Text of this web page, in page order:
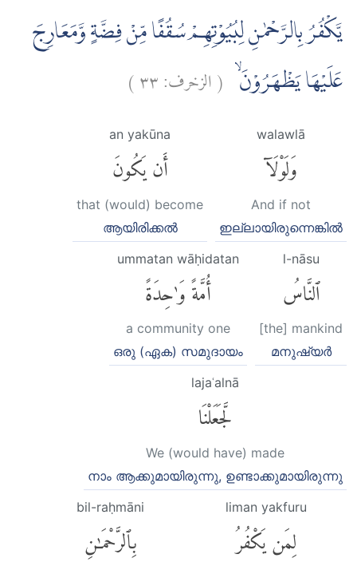
يَّكْفُرُ بِالرَّحْمٰنِ لِبُيُوْتِهِمْ سُقُفًا مِّنْ فِضَّةٍ وَّمَعَارِجَ
عَلَيْهَا يَظْهَرُوْنَۙ (الزخرف:٣٣)
walawlā
وَلَوْلَآ
And if not
ഇല്ലായിരുന്നെങ്കില്‍
an yakūna
أَن يَكُونَ
that (would) become
ആയിരിക്കല്‍
l-nāsu
ٱلنَّاسُ
[the] mankind
മനുഷ്യര്‍
ummatan wāḥidatan
أُمَّةً وَٰحِدَةً
a community one
ഒരു (ഏക) സമുദായം
lajaʿalnā
لَّجَعَلْنَا
We (would have) made
നാം ആക്കുമായിരുന്നു, ഉണ്ടാക്കുമായിരുന്നു
liman yakfuru
لِمَن يَكْفُرُ
bil-raḥmāni
بِٱلرَّحْمَٰنِ